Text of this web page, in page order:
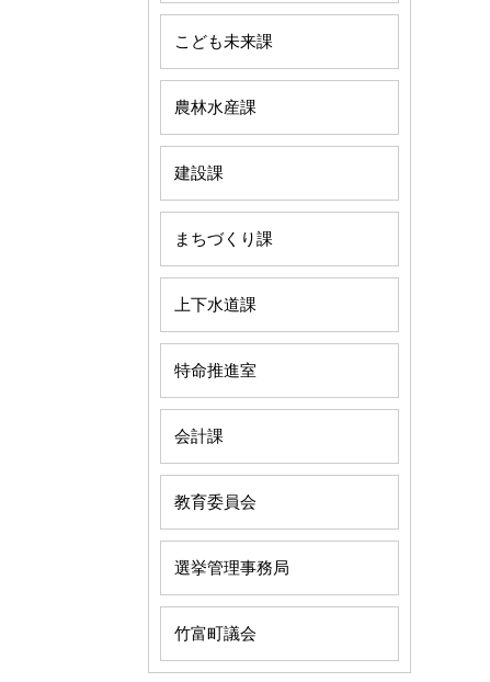
こども未来課
農林水産課
建設課
まちづくり課
上下水道課
特命推進室
会計課
教育委員会
選挙管理事務局
竹富町議会